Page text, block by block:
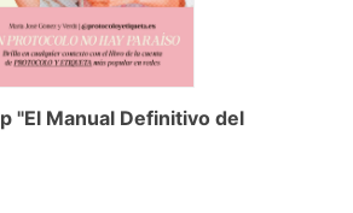
"El Manual Definitivo del